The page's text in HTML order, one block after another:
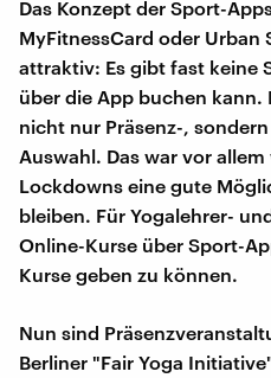
Das Konzept der Sport-
MyFitnessCard oder Urban
attraktiv: Es gibt fast keine
über die App buchen kann.
nicht nur Präsenz-,
Auswahl. Das war vor
Lockdowns eine gute
bleiben. Für Yogalehrer-
Online-Kurse über Sport-
Kurse geben zu können.
Nun sind
Berliner "Fair Yoga